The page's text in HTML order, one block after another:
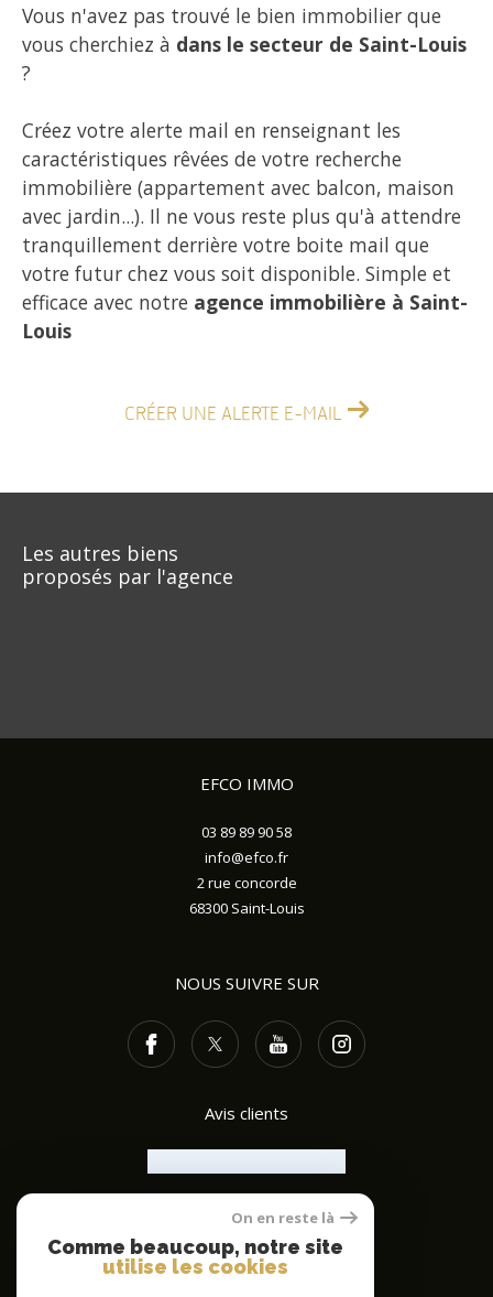
Vous n'avez pas trouvé le bien immobilier que
vous cherchiez à dans le secteur de Saint-Louis
?
Créez votre alerte mail en renseignant les
caractéristiques rêvées de votre recherche
immobilière (appartement avec balcon, maison
avec jardin...). Il ne vous reste plus qu'à attendre
tranquillement derrière votre boite mail que
votre futur chez vous soit disponible. Simple et
efficace avec notre agence immobilière à Saint-
Louis
CRÉER UNE ALERTE E-MAIL
Les autres biens
proposés par l'agence
EFCO IMMO
03 89 89 90 58
info@efco.fr
2 rue concorde
68300
Saint-Louis
NOUS SUIVRE SUR
Avis clients
ADHÉRENTS
On en reste là
Comme beaucoup, notre site
utilise les cookies